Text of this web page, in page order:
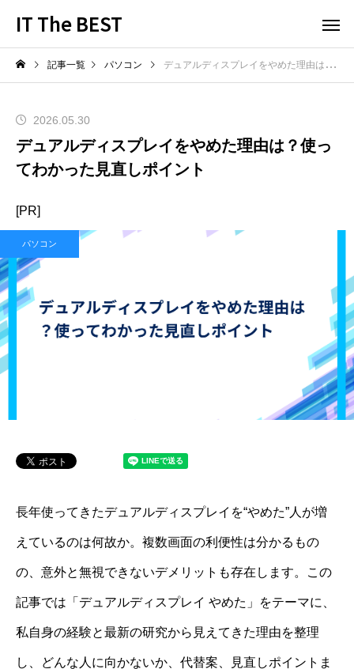
IT The BEST
記事一覧 パソコン デュアルディスプレイをやめた理由は？使ってわかった見直しポイント
2026.05.30
デュアルディスプレイをやめた理由は？使っ
てわかった見直しポイント
[PR]
パソコン
長年使ってきたデュアルディスプレイを“やめた”人が増
えているのは何故か。複数画面の利便性は分かるもの
の、意外と無視できないデメリットも存在します。この
記事では「デュアルディスプレイ やめた」をテーマに、
私自身の経験と最新の研究から見えてきた理由を整理
し、どんな人に向かないか、代替案、見直しポイントま